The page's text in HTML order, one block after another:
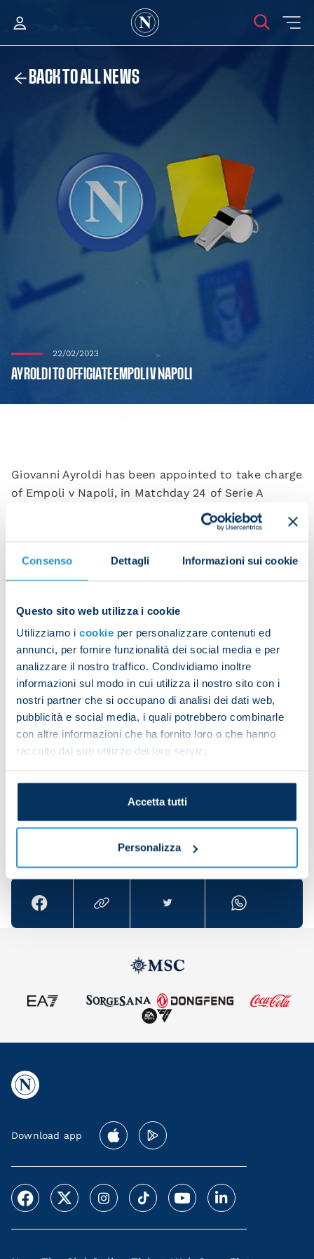
Consenso Dettagli Informazioni sui cookie
Questo sito web utilizza i cookie
Utilizziamo i cookie per personalizzare contenuti ed
annunci, per fornire funzionalità dei social media e per
analizzare il nostro traffico. Condividiamo inoltre
informazioni sul modo in cui utilizza il nostro sito con i
nostri partner che si occupano di analisi dei dati web,
pubblicità e social media, i quali potrebbero combinarle
con altre informazioni che ha fornito loro o che hanno
raccolto dal suo utilizzo dei loro servizi.
Accetta tutti
Personalizza
BACK TO ALL NEWS
22/02/2023
AYROLDI TO OFFICIATE EMPOLI V NAPOLI
Giovanni Ayroldi has been appointed to take charge
of Empoli v Napoli, in Matchday 24 of Serie A
takes fourth official duties while Fabbri and Longo
are on VAR.
PREVIOUS NAPOLI GAMES INVOLVING AYROLDI
Date Referee Team Opponent Home/
07/11/2021
Giovanni
Napoli Verona H
12/11/2022
Giovanni
Ayroldi
Napoli Udinese
Share the article with your friends and support the
Download app